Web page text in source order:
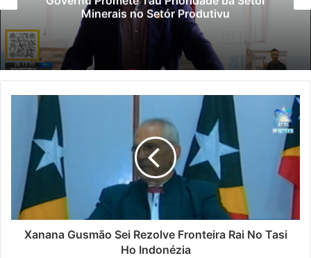
Polisiál Kaptura
Paradeiru Iha
Xanana Gusmão Sei Rezolve Fronteira Rai No Tasi
Ho Indonézia